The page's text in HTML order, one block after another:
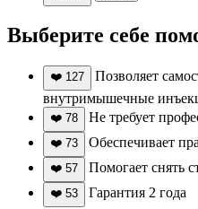
Выберите себе
❤️ 127
Позволяет
внутримышечные
❤️ 78 Не требует
❤️ 73 Обеспечивает
❤️ 57 Помогает снять
❤️ 53 Гарантия 2 года